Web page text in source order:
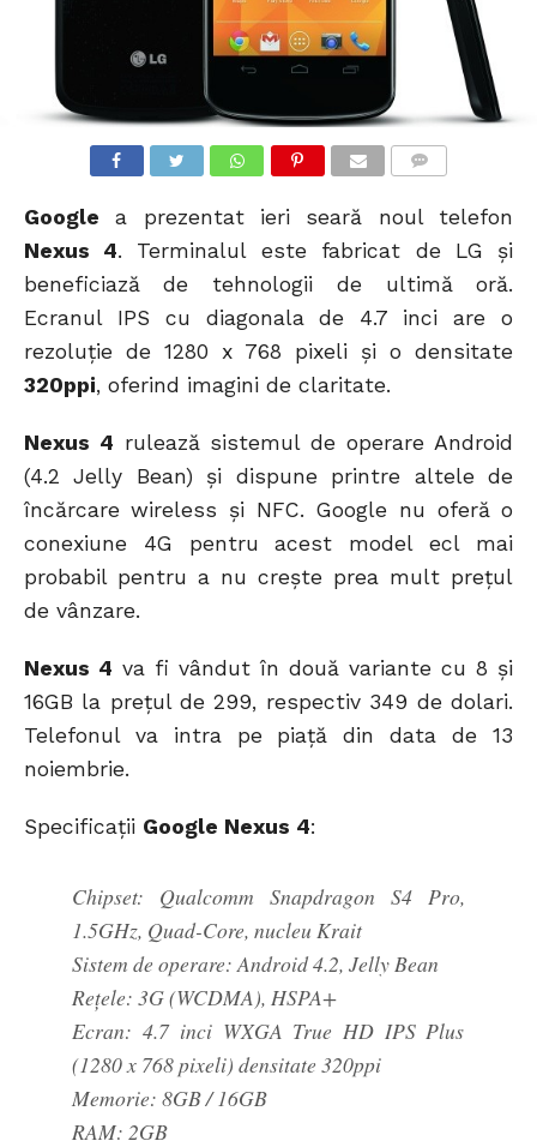
Google a prezentat ieri seară noul telefon
Nexus 4. Terminalul este fabricat de LG și
beneficiază de tehnologii de ultimă oră.
Ecranul IPS cu diagonala de 4.7 inci are o
rezoluție de 1280 x 768 pixeli și o densitate
320ppi, oferind imagini de claritate.
Nexus 4 rulează sistemul de operare Android
(4.2 Jelly Bean) și dispune printre altele de
încărcare wireless și NFC. Google nu oferă o
conexiune 4G pentru acest model ecl mai
probabil pentru a nu crește prea mult prețul
de vânzare.
Nexus 4 va fi vândut în două variante cu 8 și
16GB la prețul de 299, respectiv 349 de dolari.
Telefonul va intra pe piață din data de 13
noiembrie.
Specificații Google Nexus 4:
Chipset: Qualcomm Snapdragon S4 Pro,
1.5GHz, Quad-Core, nucleu Krait
Sistem de operare: Android 4.2, Jelly Bean
Rețele: 3G (WCDMA), HSPA+
Ecran: 4.7 inci WXGA True HD IPS Plus
(1280 x 768 pixeli) densitate 320ppi
Memorie: 8GB / 16GB
RAM: 2GB